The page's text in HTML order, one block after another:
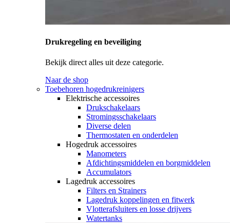
Drukregeling en beveiliging
Bekijk direct alles uit deze categorie.
Naar de shop
Toebehoren hogedrukreinigers
Elektrische accessoires
Drukschakelaars
Stromingsschakelaars
Diverse delen
Thermostaten en onderdelen
Hogedruk accessoires
Manometers
Afdichtingsmiddelen en borgmiddelen
Accumulators
Lagedruk accessoires
Filters en Strainers
Lagedruk koppelingen en fitwerk
Vlotterafsluiters en losse drijvers
Watertanks